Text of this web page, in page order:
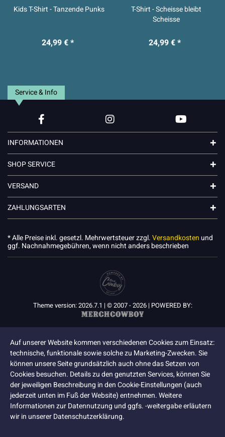
Kids T-Shirt - Tanzende Punks
24,99 € *
T-Shirt - Scheisse bleibt
Scheisse
24,99 € *
Service & Info
INFORMATIONEN
SHOP SERVICE
VERSAND
ZAHLUNGSARTEN
* Alle Preise inkl. gesetzl. Mehrwertsteuer zzgl.Versandkosten und
ggf. Nachnahmegebühren, wenn nicht anders beschrieben
Theme version: 2026.7.1 | © 2007 - 2026 | POWERED BY:
Auf unserer Website kommen verschiedenen Cookies zum Einsatz:
technische, funktionale sowie solche zu Marketing-Zwecken. Sie
können unsere Seite grundsätzlich auch ohne das Setzen von
Cookies besuchen. Details zu den genutzten Services, können Sie
der jeweiligen Beschreibung in den Cookie-Einstellungen (auch
jederzeit unten im Fuß der Website) entnehmen. Weitere
Informationen zur Datennutzung und ggfs. -weitergabe erläutern
wir in unserer Datenschutzerklärung.